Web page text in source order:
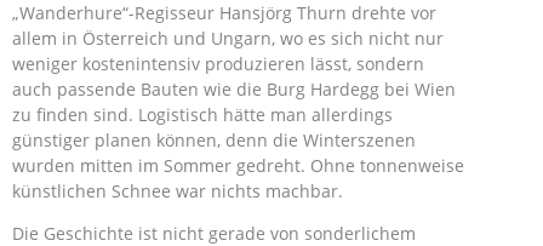
„Wanderhure“-Regisseur Hansjörg Thurn drehte vor
allem in Österreich und Ungarn, wo es sich nicht nur
weniger kostenintensiv produzieren lässt, sondern
auch passende Bauten wie die Burg Hardegg bei Wien
zu finden sind. Logistisch hätte man allerdings
günstiger planen können, denn die Winterszenen
wurden mitten im Sommer gedreht. Ohne tonnenweise
künstlichen Schnee war nichts machbar.
Die Geschichte ist nicht gerade von sonderlichem